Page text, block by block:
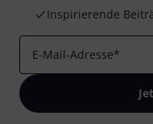
Inspirierende
E-Mail-Adresse*